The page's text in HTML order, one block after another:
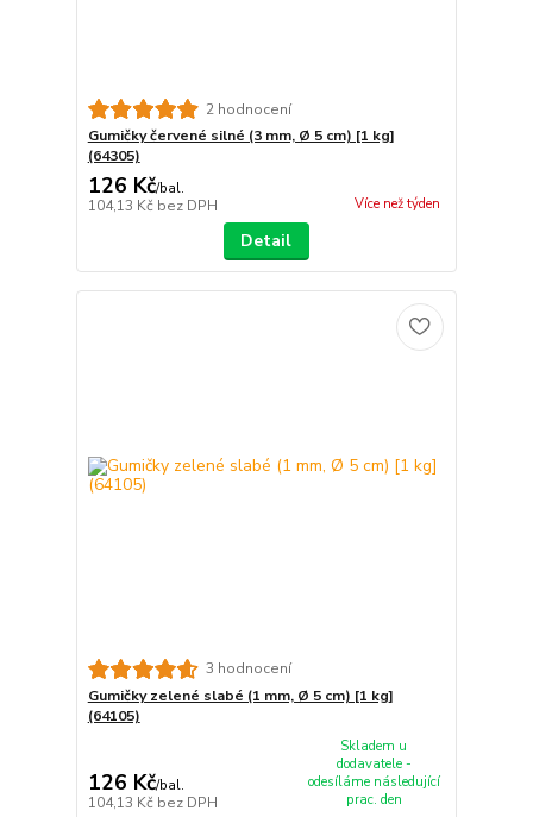
2 hodnocení
Gumičky červené silné (3 mm, Ø 5 cm) [1 kg]
(64305)
126 Kč/bal.
104,13 Kč bez DPH Více než týden
Detail
3 hodnocení
Gumičky zelené slabé (1 mm, Ø 5 cm) [1 kg]
(64105)
126 Kč/bal.
104,13 Kč bez DPH
Skladem u
dodavatele -
odesíláme následující
prac. den